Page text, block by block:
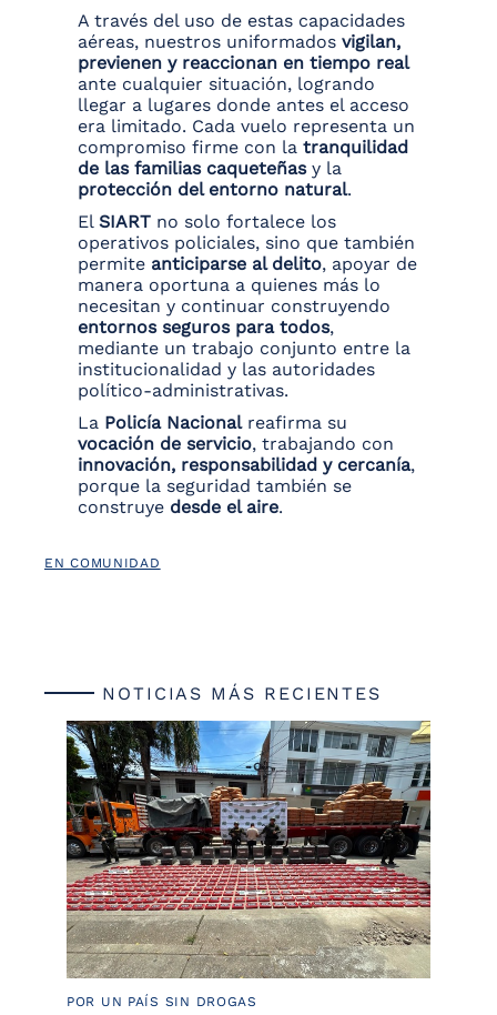
A través del uso de estas capacidades
aéreas, nuestros uniformados vigilan,
previenen y reaccionan en tiempo real
ante cualquier situación, logrando
llegar a lugares donde antes el acceso
era limitado. Cada vuelo representa un
compromiso firme con la tranquilidad
de las familias caqueteñasy la
protección del entorno natural.
El SIART no solo fortalece los
operativos policiales, sino que también
permite anticiparse al delito, apoyar de
manera oportuna a quienes más lo
necesitan y continuar construyendo
entornos seguros para todos,
mediante un trabajo conjunto entre la
institucionalidad y las autoridades
político-administrativas.
La Policía Nacionalreafirma su
vocación de servicio, trabajando con
innovación, responsabilidad y cercanía,
porque la seguridad también se
construye desde el aire.
EN COMUNIDAD
NOTICIAS MÁS RECIENTES
POR UN PAÍS SIN DROGAS